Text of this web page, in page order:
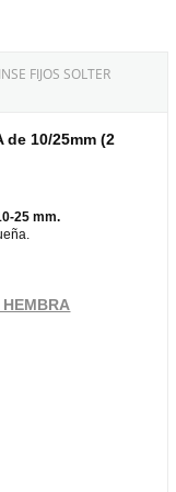
FIJOS SOLTER
de 10/25mm (2
25 mm.